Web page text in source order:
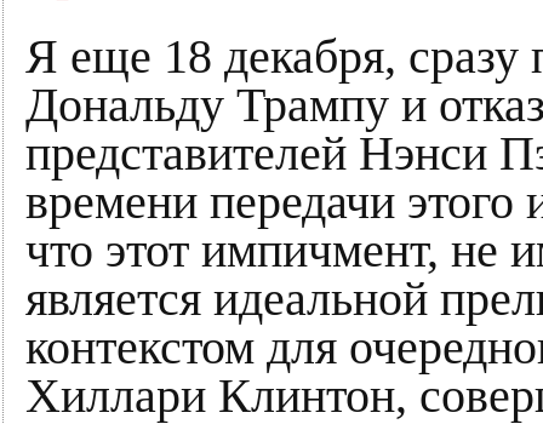
Я еще 18 декабря, сразу
Дональду Трампу и
представителей Нэнси
времени передачи этого
что этот импичмент, не
является идеальной
контекстом для
Хиллари Клинтон,